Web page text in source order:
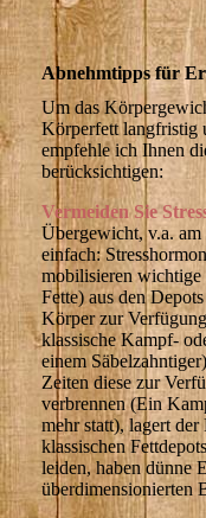
Abnehmtipps für
Um das
Körperfett langfristig
empfehle ich Ihnen
berücksichtigen:
Vermeiden Sie
Übergewicht, v.a.
einfach:
mobilisieren
Fette) aus den
Körper zur
klassische Kampf-
einem
Zeiten diese zur
verbrennen (Ein
mehr statt), lagert
klassischen
leiden, haben dünne
überdimensionierten